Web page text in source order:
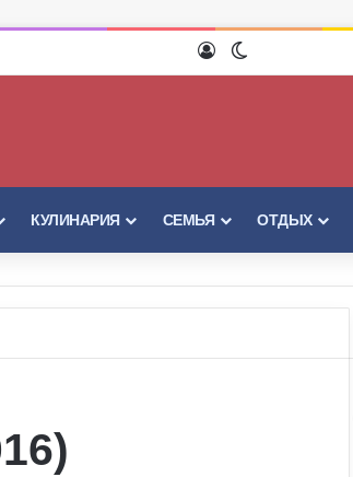
ВойтиSwitch skin
КУЛИНАРИЯ СЕМЬЯ ОТДЫХ